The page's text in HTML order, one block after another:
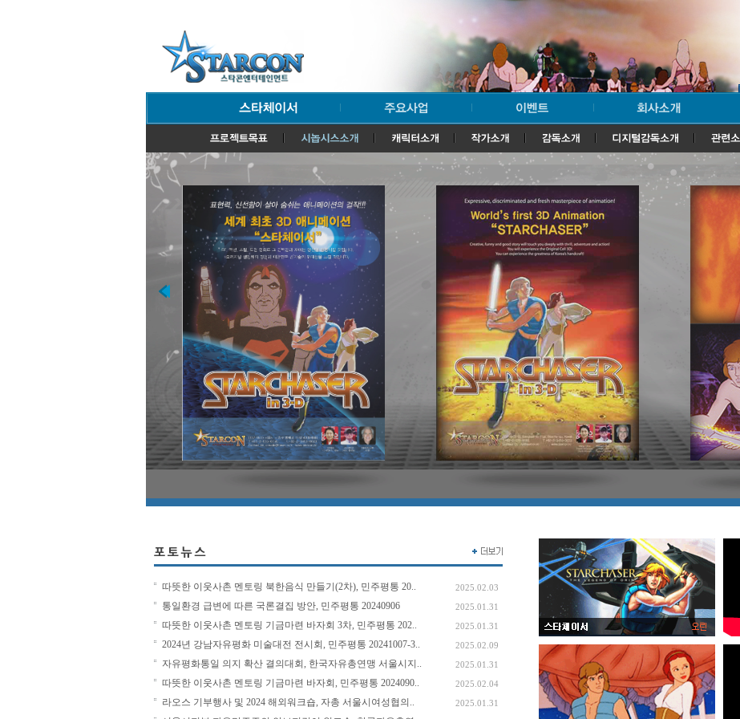
따뜻한 이웃사촌 멘토링 북한음식 만들기(2차), 민주평통 20.. 2025.02.03
통일환경 급변에 따른 국론결집 방안, 민주평통 20240906 2025.01.31
따뜻한 이웃사촌 멘토링 기금마련 바자회 3차, 민주평통 202.. 2025.01.31
2024년 강남자유평화 미술대전 전시회, 민주평통 20241007-3.. 2025.02.09
자유평화통일 의지 확산 결의대회, 한국자유총연맹 서울시지.. 2025.01.31
따뜻한 이웃사촌 멘토링 기금마련 바자회, 민주평통 2024090.. 2025.02.04
라오스 기부행사 및 2024 해외워크숍, 자총 서울시여성협의.. 2025.01.31